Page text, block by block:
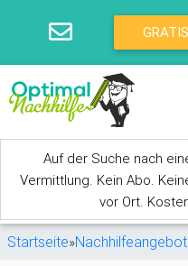
Auf der Suche nach
Vermittlung. Kein Abo.
vor Ort.
Sie sind hier
Startseite»Nachhilfeangebot